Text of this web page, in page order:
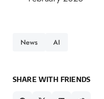
News AI
SHARE WITH FRIENDS